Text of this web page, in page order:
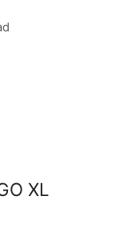
XL